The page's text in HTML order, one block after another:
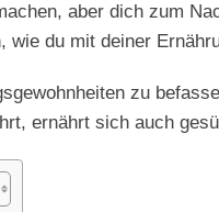
aber dich zum
du mit deiner
zu
ernährt sich auch